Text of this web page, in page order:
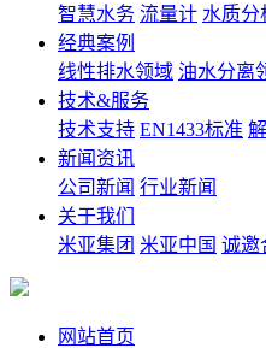
智慧水务 流量计 水质分
经典案例
线性排水领域 油水分离
技术&服务
技术支持 EN1433标准
新闻资讯
公司新闻 行业新闻
关于我们
米亚集团 米亚中国 诚邀
网站首页